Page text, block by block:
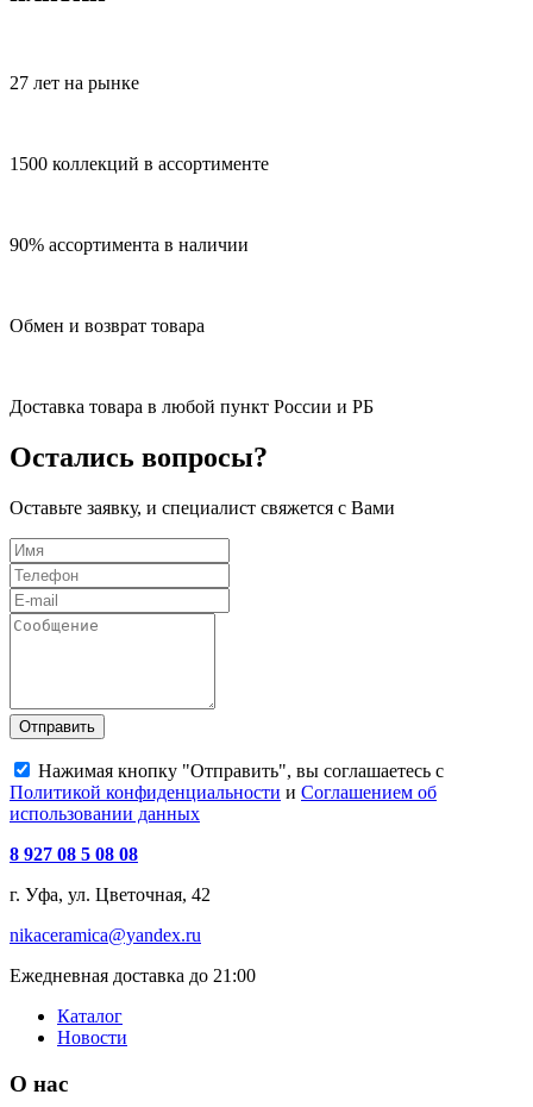
27 лет на рынке
1500 коллекций в ассортименте
90% ассортимента в наличии
Обмен и возврат товара
Доставка товара в любой пункт России и РБ
Остались вопросы?
Оставьте заявку, и специалист свяжется с Вами
Отправить
Нажимая кнопку "Отправить", вы соглашаетесь с
Политикой конфиденциальности и Соглашением об
использовании данных
8 927 08 5 08 08
г. Уфа, ул. Цветочная, 42
nikaceramica@yandex.ru
Ежедневная доставка до 21:00
Каталог
Новости
О нас